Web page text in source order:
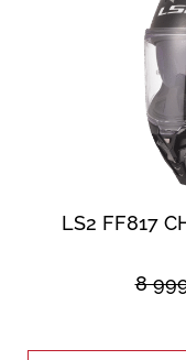
LS2 FF817
8